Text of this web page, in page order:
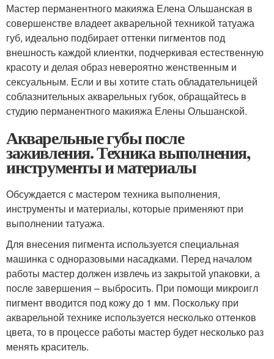
Мастер перманентного макияжа Елена Ольшанская в
совершенстве владеет акварельной техникой татуажа
губ, идеально подбирает оттенки пигментов под
внешность каждой клиентки, подчеркивая естественную
красоту и делая образ невероятно женственным и
сексуальным. Если и вы хотите стать обладательницей
соблазнительных акварельных губок, обращайтесь в
студию перманентного макияжа Елены Ольшанской.
Акварельные губы после
заживления. Техника выполнения,
инструменты и материалы
Обсуждается с мастером техника выполнения,
инструменты и материалы, которые применяют при
выполнении татуажа.
Для внесения пигмента используется специальная
машинка с одноразовыми насадками. Перед началом
работы мастер должен извлечь из закрытой упаковки, а
после завершения – выбросить. При помощи микроигл
пигмент вводится под кожу до 1 мм. Поскольку при
акварельной технике используется несколько оттенков
цвета, то в процессе работы мастер будет несколько раз
менять краситель.